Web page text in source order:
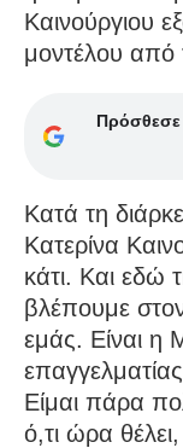
Καινούργιου
μοντέλου από
Πρόσθεσε
Κατά τη
Κατερίνα
κάτι. Και εδώ
βλέπουμε
εμάς. Είναι η
Είμαι πάρα
ό,τι ώρα